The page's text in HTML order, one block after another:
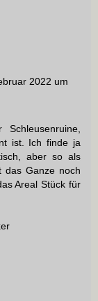
2022 um
ist. Ich finde ja
aber so als
das Ganze noch
Areal Stück für